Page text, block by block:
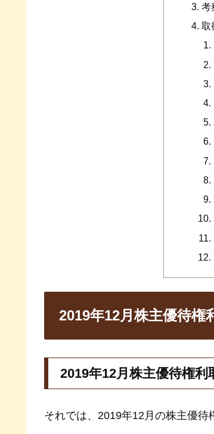
考
取
2019年12月株主優待権
2019年12月株主優待権利
それでは、2019年12月の株主優待